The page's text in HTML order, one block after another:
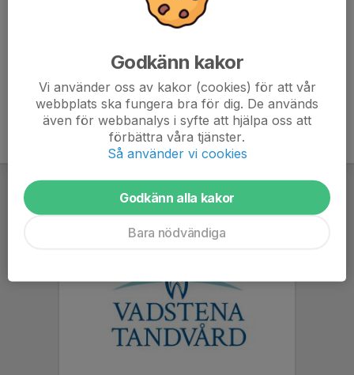
Anmälan är öppen för gruppens medlemmar.
Godkänn kakor
Vi använder oss av kakor (cookies) för att vår
webbplats ska fungera bra för dig. De används
även för webbanalys i syfte att hjälpa oss att
förbättra våra tjänster.
Så använder vi cookies
Godkänn alla kakor
Bara nödvändiga